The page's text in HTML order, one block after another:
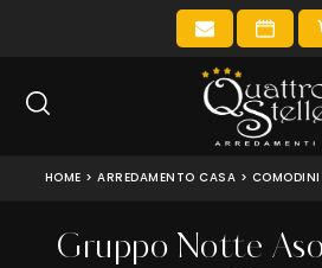
HOME >ARREDAMENTO CASA > COMODINI
Gruppo Notte